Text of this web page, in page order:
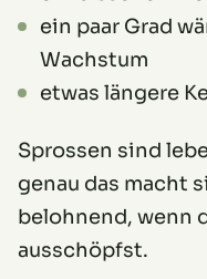
ein paar Grad
Wachstum
etwas längere
Sprossen sind
genau das macht
belohnend, wenn
ausschöpfst.